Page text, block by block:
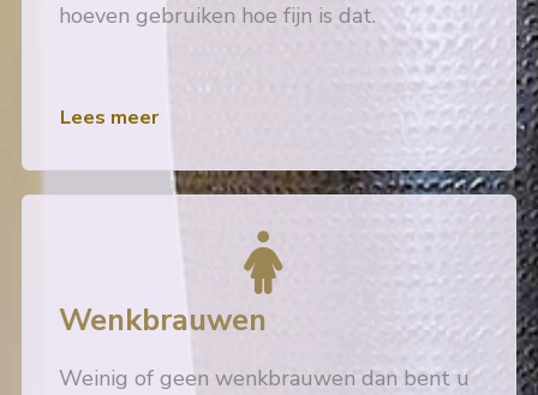
hoeven gebruiken hoe fijn is dat.
Lees meer
Wenkbrauwen
Weinig of geen wenkbrauwen dan bent u